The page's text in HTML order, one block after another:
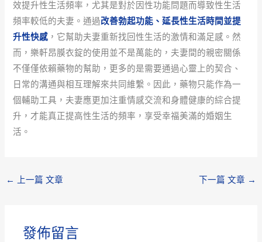
效提升性生活頻率，尤其是對於因性功能問題而導致性生活
頻率較低的夫妻。通過改善勃起功能、延長性生活時間並提
升性快感 ，它幫助夫妻重新找回性生活的激情和滿足感。然
而，樂軒昂膜衣錠的使用並不是萬能的，夫妻間的親密關係
不僅僅依賴藥物的幫助，更多的是需要通過心靈上的契合、
日常的溝通與相互理解來共同維繫。因此，藥物只能作為一
個輔助工具，夫妻應更加注重情感交流和身體健康的綜合提
升，才能真正提高性生活的頻率，享受幸福美滿的婚姻生
活。
← 上一篇 文章 下一篇 文章 →
發佈留言